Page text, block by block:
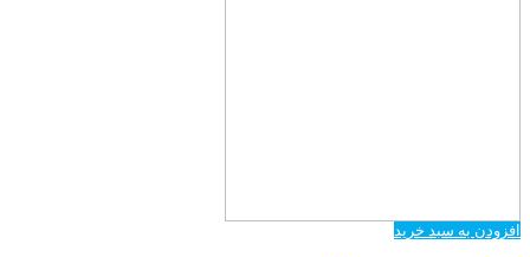
افزودن به سبد خرید